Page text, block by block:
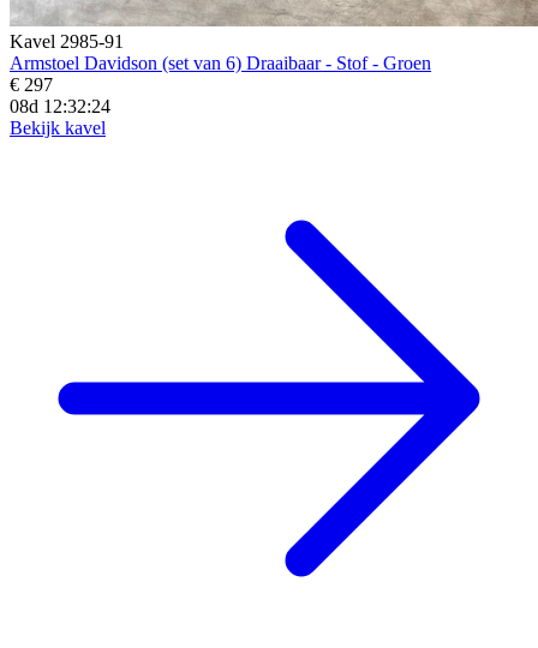
Kavel 2985-91
Armstoel Davidson (set van 6) Draaibaar - Stof - Groen
€ 297
08d 12:32:22
Bekijk kavel